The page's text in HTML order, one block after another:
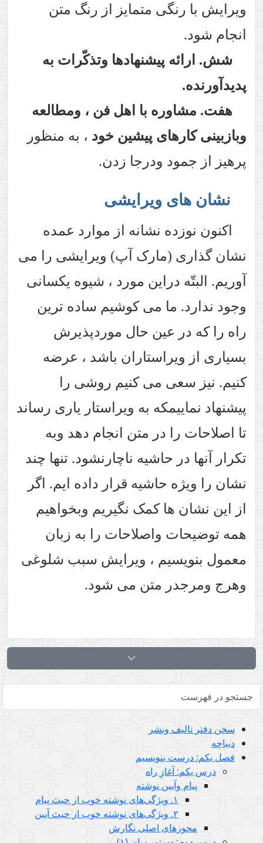
ویرایش با رنگی متمایز از رنگ متن
انجام شود.
شش. ارائه پیشنهادها وتذکّرات به
پدیدآورنده.
هفت. مشاوره با اهل فن ، ومطالعه
وبازبینی کارهای پیشین خود ، به منظور
پرهیز از جمود ودرجا زدن.
نشان های ویرایشی
اکنون نوزده نشانه از موارد عمده
نشان گذاری (مارک آپ) ویرایشی را می
آوریم. البتّه دراین مورد ، شیوه یکسانی
وجود ندارد. ما می کوشیم ساده ترین
راه را که در عین حال موردپذیرش
بسیاری از ویراستاران باشد ، عرضه
کنیم. نیز سعی می کنیم روشی را
پیشنهاد نماییمکه به ویراستار یاری رساند
تا اصلاحات را در متن انجام دهد وبه
تکرار آنها در حاشیه ناچارنشود. تنها چند
نشان را ویژه حاشیه قرار داده ایم. اگر
از این نشان ها کمک نگیریم وبخواهیم
همه توضیحات واصلاحات را به زبان
معمول بنویسیم ، ویرایش سبب شلوغی
وهرج ومرجدر متن می شود.
سخن دفتر تالیف ونشر
دیباچه
فصل یکم: درست بنویسیم
درس يكم: آغازِ راه
پیام وآیین نوشته
١. ویژگی‌های نوشته خوب از حیث پیام
٢. ویژگی‌های نوشته خوب از حیث آیین
محورهای اصلی نگارش